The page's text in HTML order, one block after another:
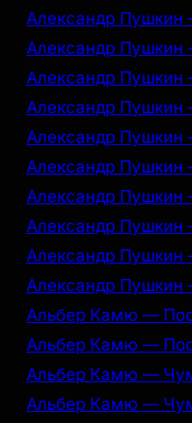
Александр Пушкин
Александр Пушкин
Александр Пушкин
Александр Пушкин
Александр Пушкин
Александр Пушкин
Александр Пушкин
Александр Пушкин
Александр Пушкин
Александр Пушкин
Альбер Камю —
Альбер Камю —
Альбер Камю —
Альбер Камю —